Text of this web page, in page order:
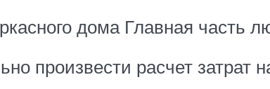
дома Главная часть
произвести расчет затрат